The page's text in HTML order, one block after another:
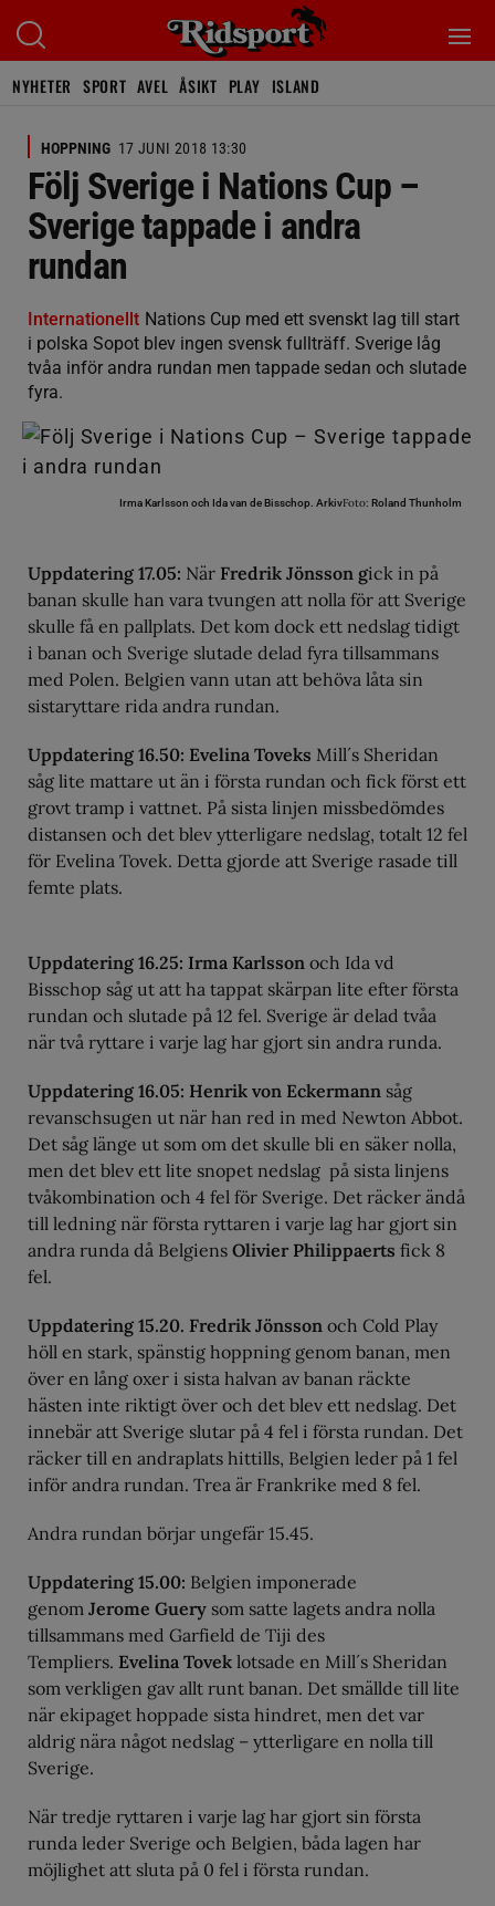
NYHETER SPORT AVEL ÅSIKT PLAY ISLAND
HOPPNING 17 JUNI 2018 13:30
Följ Sverige i Nations Cup –
Sverige tappade i andra
rundan
Internationellt Nations Cup med ett svenskt lag till start
i polska Sopot blev ingen svensk fullträff. Sverige låg
tvåa inför andra rundan men tappade sedan och slutade
fyra.
Irma Karlsson och Ida van de Bisschop. ArkivFoto: Roland Thunholm
Uppdatering 17.05: När Fredrik Jönsson gick in på
banan skulle han vara tvungen att nolla för att Sverige
skulle få en pallplats. Det kom dock ett nedslag tidigt
i banan och Sverige slutade delad fyra tillsammans
med Polen. Belgien vann utan att behöva låta sin
sistaryttare rida andra rundan.
Uppdatering 16.50: Evelina Toveks Mill´s Sheridan
såg lite mattare ut än i första rundan och fick först ett
grovt tramp i vattnet. På sista linjen missbedömdes
distansen och det blev ytterligare nedslag, totalt 12 fel
för Evelina Tovek. Detta gjorde att Sverige rasade till
femte plats.
Uppdatering 16.25: Irma Karlsson och Ida vd
Bisschop såg ut att ha tappat skärpan lite efter första
rundan och slutade på 12 fel. Sverige är delad tvåa
när två ryttare i varje lag har gjort sin andra runda.
Uppdatering 16.05: Henrik von Eckermann såg
revanschsugen ut när han red in med Newton Abbot.
Det såg länge ut som om det skulle bli en säker nolla,
men det blev ett lite snopet nedslag på sista linjens
tvåkombination och 4 fel för Sverige. Det räcker ändå
till ledning när första ryttaren i varje lag har gjort sin
andra runda då Belgiens Olivier Philippaerts fick 8
fel.
Uppdatering 15.20. Fredrik Jönsson och Cold Play
höll en stark, spänstig hoppning genom banan, men
över en lång oxer i sista halvan av banan räckte
hästen inte riktigt över och det blev ett nedslag. Det
innebär att Sverige slutar på 4 fel i första rundan. Det
räcker till en andraplats hittills, Belgien leder på 1 fel
inför andra rundan. Trea är Frankrike med 8 fel.
Andra rundan börjar ungefär 15.45.
Uppdatering 15.00: Belgien imponerade
genom Jerome Guery som satte lagets andra nolla
tillsammans med Garfield de Tiji des
Templiers. Evelina Tovek lotsade en Mill´s Sheridan
som verkligen gav allt runt banan. Det smällde till lite
när ekipaget hoppade sista hindret, men det var
aldrig nära något nedslag – ytterligare en nolla till
Sverige.
När tredje ryttaren i varje lag har gjort sin första
runda leder Sverige och Belgien, båda lagen har
möjlighet att sluta på 0 fel i första rundan.